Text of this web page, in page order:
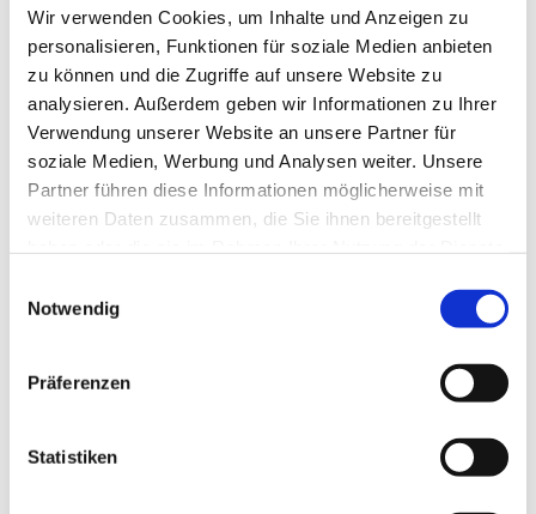
Wir verwenden Cookies, um Inhalte und Anzeigen zu
personalisieren, Funktionen für soziale Medien anbieten
zu können und die Zugriffe auf unsere Website zu
analysieren. Außerdem geben wir Informationen zu Ihrer
Verwendung unserer Website an unsere Partner für
soziale Medien, Werbung und Analysen weiter. Unsere
Partner führen diese Informationen möglicherweise mit
weiteren Daten zusammen, die Sie ihnen bereitgestellt
Notwendig
Präferenzen
Statistiken
Dies könnte Sie auch
interessieren